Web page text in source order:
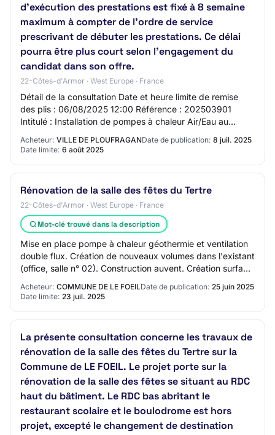
d'exécution des prestations est fixé à 8 semaine
maximum à compter de l’ordre de service
prescrivant de débuter les prestations. Ce délai
pourra être plus court selon l’engagement du
candidat dans son offre.
22-Côtes-d'Armor · West Europe · France
Détail de la consultation Date et heure limite de remise
des plis : 06/08/2025 12:00 Référence : 202503901
Intitulé : Installation de pompes à chaleur Air/Eau au
Acheteur: VILLE DE PLOUFRAGANDate de publication: 8 juil. 2025
Date limite: 6 août 2025
Rénovation de la salle des fêtes du Tertre
22-Côtes-d'Armor · West Europe · France
Mot-clé trouvé dans la description
Mise en place pompe à chaleur géothermie et ventilation
double flux. Création de nouveaux volumes dans l'existant
(office, salle n° 02). Construction auvent. Création surface
Acheteur: COMMUNE DE LE FOEILDate de publication: 25 juin 2025
Date limite: 23 juil. 2025
La présente consultation concerne les travaux de
rénovation de la salle des fêtes du Tertre sur la
Commune de LE FOEIL. Le projet porte sur la
rénovation de la salle des fêtes se situant au RDC
haut du bâtiment. Le RDC bas abritant le
restaurant scolaire et le boulodrome est hors
projet, excepté le changement de destination